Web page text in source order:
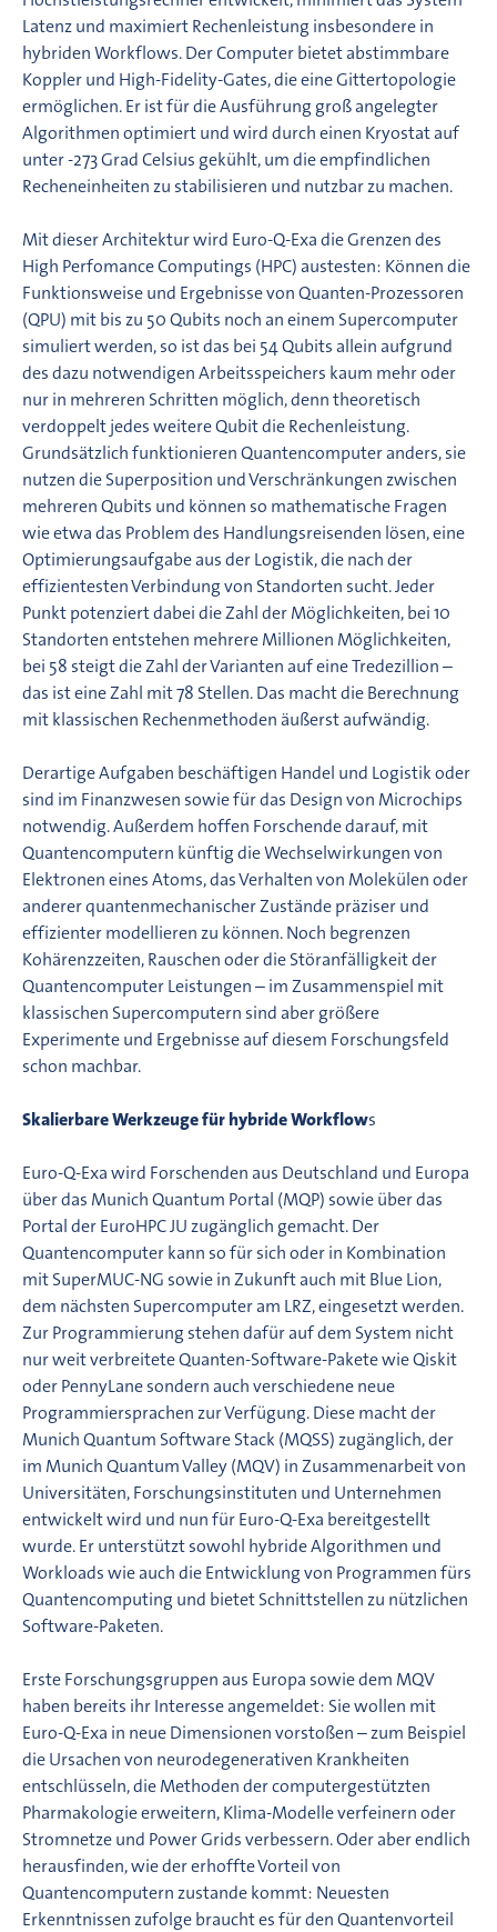
Latenz und maximiert Rechenleistung insbesondere in
hybriden Workflows. Der Computer bietet abstimmbare
Koppler und High-Fidelity-Gates, die eine Gittertopologie
ermöglichen. Er ist für die Ausführung groß angelegter
Algorithmen optimiert und wird durch einen Kryostat auf
unter -273 Grad Celsius gekühlt, um die empfindlichen
Recheneinheiten zu stabilisieren und nutzbar zu machen.
Mit dieser Architektur wird Euro-Q-Exa die Grenzen des
High Perfomance Computings (HPC) austesten: Können die
Funktionsweise und Ergebnisse von Quanten-Prozessoren
(QPU) mit bis zu 50 Qubits noch an einem Supercomputer
simuliert werden, so ist das bei 54 Qubits allein aufgrund
des dazu notwendigen Arbeitsspeichers kaum mehr oder
nur in mehreren Schritten möglich, denn theoretisch
verdoppelt jedes weitere Qubit die Rechenleistung.
Grundsätzlich funktionieren Quantencomputer anders, sie
nutzen die Superposition und Verschränkungen zwischen
mehreren Qubits und können so mathematische Fragen
wie etwa das Problem des Handlungsreisenden lösen, eine
Optimierungsaufgabe aus der Logistik, die nach der
effizientesten Verbindung von Standorten sucht. Jeder
Punkt potenziert dabei die Zahl der Möglichkeiten, bei 10
Standorten entstehen mehrere Millionen Möglichkeiten,
bei 58 steigt die Zahl der Varianten auf eine Tredezillion –
das ist eine Zahl mit 78 Stellen. Das macht die Berechnung
mit klassischen Rechenmethoden äußerst aufwändig.
Derartige Aufgaben beschäftigen Handel und Logistik oder
sind im Finanzwesen sowie für das Design von Microchips
notwendig. Außerdem hoffen Forschende darauf, mit
Quantencomputern künftig die Wechselwirkungen von
Elektronen eines Atoms, das Verhalten von Molekülen oder
anderer quantenmechanischer Zustände präziser und
effizienter modellieren zu können. Noch begrenzen
Kohärenzzeiten, Rauschen oder die Störanfälligkeit der
Quantencomputer Leistungen – im Zusammenspiel mit
klassischen Supercomputern sind aber größere
Experimente und Ergebnisse auf diesem Forschungsfeld
schon machbar.
Skalierbare Werkzeuge für hybride Workflows
Euro-Q-Exa wird Forschenden aus Deutschland und Europa
über das Munich Quantum Portal (MQP) sowie über das
Portal der EuroHPC JU zugänglich gemacht. Der
Quantencomputer kann so für sich oder in Kombination
mit SuperMUC-NG sowie in Zukunft auch mit Blue Lion,
dem nächsten Supercomputer am LRZ, eingesetzt werden.
Zur Programmierung stehen dafür auf dem System nicht
nur weit verbreitete Quanten-Software-Pakete wie Qiskit
oder PennyLane sondern auch verschiedene neue
Programmiersprachen zur Verfügung. Diese macht der
Munich Quantum Software Stack (MQSS) zugänglich, der
im Munich Quantum Valley (MQV) in Zusammenarbeit von
Universitäten, Forschungsinstituten und Unternehmen
entwickelt wird und nun für Euro-Q-Exa bereitgestellt
wurde. Er unterstützt sowohl hybride Algorithmen und
Workloads wie auch die Entwicklung von Programmen fürs
Quantencomputing und bietet Schnittstellen zu nützlichen
Software-Paketen.
Erste Forschungsgruppen aus Europa sowie dem MQV
haben bereits ihr Interesse angemeldet: Sie wollen mit
Euro-Q-Exa in neue Dimensionen vorstoßen – zum Beispiel
die Ursachen von neurodegenerativen Krankheiten
entschlüsseln, die Methoden der computergestützten
Pharmakologie erweitern, Klima-Modelle verfeinern oder
Stromnetze und Power Grids verbessern. Oder aber endlich
herausfinden, wie der erhoffte Vorteil von
Quantencomputern zustande kommt: Neuesten
Erkenntnissen zufolge braucht es für den Quantenvorteil